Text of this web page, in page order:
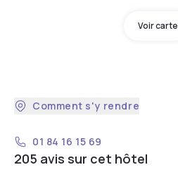
Voir carte
Comment s'y rendre
01 84 16 15 69
205 avis sur cet hôtel